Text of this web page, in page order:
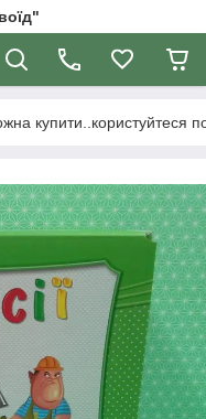
купити..користуйтеся